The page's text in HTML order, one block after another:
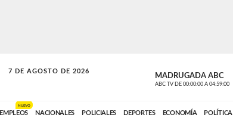
7 DE AGOSTO DE 2026
SOLO MÚSICA MADRUGADA ABC
ABC TV DE 00:00:00 A 04:59:00
EMPLEOS
NUEVO
NACIONALES POLICIALES DEPORTES ECONOMÍA POLÍTICA